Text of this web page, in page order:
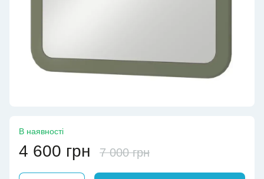
В наявності
4 600 грн 7 000 грн